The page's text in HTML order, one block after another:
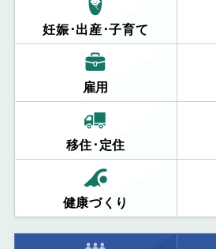
妊娠･出産･子育て
雇用
移住･定住
健康づくり